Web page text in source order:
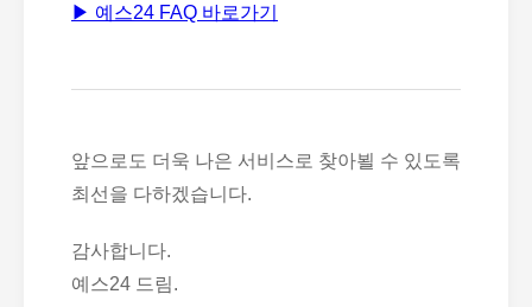
▶ 예스24 FAQ 바로가기
앞으로도 더욱 나은 서비스로 찾아뵐 수 있도록
최선을 다하겠습니다.
감사합니다.
예스24 드림.